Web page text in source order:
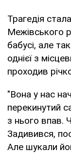
Трагедія
Межівського
бабусі, але
однієї з
проходив
"Вона у нас
перекинутий
з нього впав.
Задивився,
Але шукали